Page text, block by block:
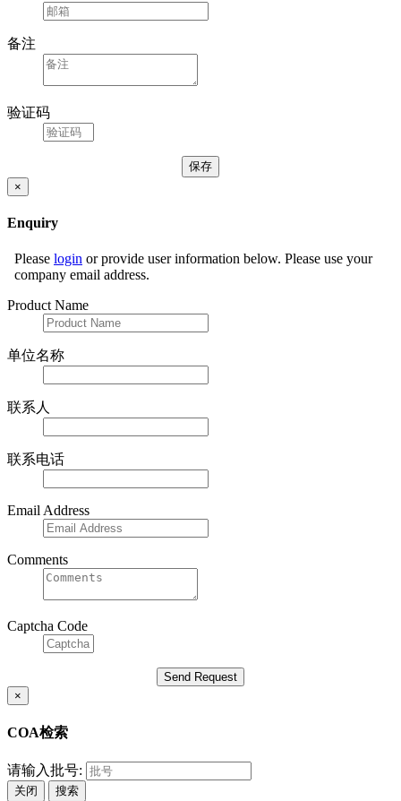
备注
验证码
×
Enquiry
Please login or provide user information below. Please use your
company email address.
Product Name
单位名称
联系人
联系电话
Email Address
Comments
Captcha Code
×
COA检索
请输入批号:
关闭 搜索